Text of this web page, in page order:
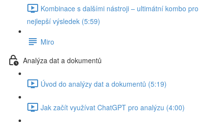
Kombinace s dalšími nástroji – ultimátní kombo pro
nejlepší výsledek (5:59)
Miro
Analýza dat a dokumentů
Úvod do analýzy dat a dokumentů (5:19)
Jak začít využívat ChatGPT pro analýzu (4:00)